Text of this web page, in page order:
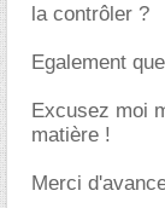
la contrôler ?
Egalement
Excusez moi
matière !
Merci